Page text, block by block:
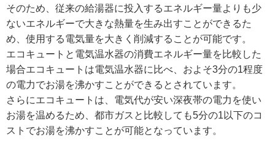
そのため、従来の給湯器に投入するエネルギー量よりも少
ないエネルギーで大きな熱量を生み出すことができるた
め、使用する電気量を大きく削減することが可能です。
エコキュートと電気温水器の消費エネルギー量を比較した
場合エコキュートは電気温水器に比べ、およそ3分の1程度
の電力でお湯を沸かすことができるとされています。
さらにエコキュートは、電気代が安い深夜帯の電力を使い
お湯を温めるため、都市ガスと比較しても5分の1以下のコ
ストでお湯を沸かすことが可能となっています。